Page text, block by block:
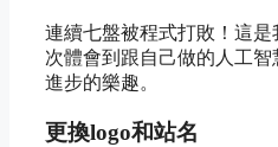
連續七盤被程式打敗！這是
次體會到跟自己做的人工智
進步的樂趣。
更換logo和站名